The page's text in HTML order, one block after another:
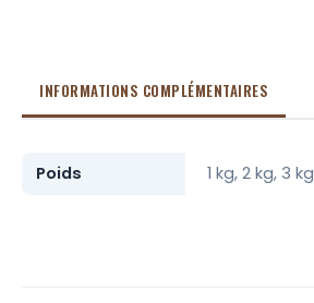
INFORMATIONS COMPLÉMENTAIRES
Poids 1 kg, 2 kg, 3 kg